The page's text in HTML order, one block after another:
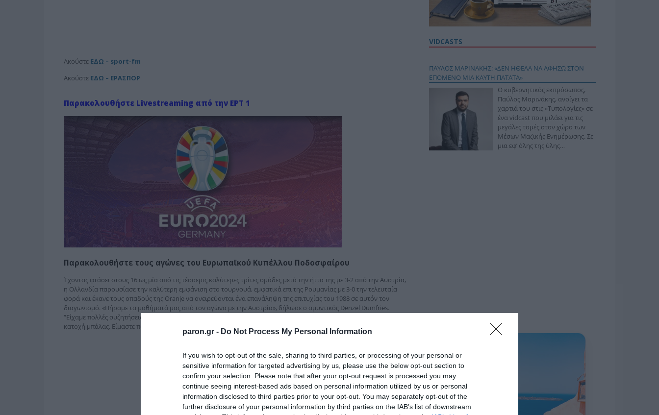
paron.gr - Do Not Process My Personal Information
If you wish to opt-out of the sale, sharing to third parties, or processing of your personal or
sensitive information for targeted advertising by us, please use the below opt-out section to
confirm your selection. Please note that after your opt-out request is processed you may
continue seeing interest-based ads based on personal information utilized by us or personal
information disclosed to third parties prior to your opt-out. You may separately opt-out of the
further disclosure of your personal information by third parties on the IAB’s list of downstream
Aκούστε ΕΔΩ – sport-fm
Aκούστε ΕΔΩ – ΕΡΑΣΠΟΡ
Παρακολουθήστε Livestreaming από την EΡΤ 1
Παρακολουθήστε τους αγώνες του Ευρωπαϊκού Κυπέλλου Ποδοσφαίρου
Έχοντας φτάσει στους 16 ως μία από τις τέσσερις καλύτερες τρίτες ομάδες μετά την ήττα της με 3-2 από την Αυστρία,
η Ολλανδία παρουσίασε την καλύτερη εμφάνιση στο τουρνουά, εμφατικά επι της Ρουμανίας με 3-0 την τελευταία
φορά και έκανε τους οπαδούς της Oranje να ονειρεύονται ένα επανάληψη της επιτυχίας του 1988 σε αυτόν τον
διαγωνισμό. «Πήραμε τα μαθήματά μας από τον αγώνα με την Αυστρία», δήλωσε ο αμυντικός Denzel Dumfries.
“Είχαμε πολλές συζητήσεις την περασμένη εβδομάδα. Νομίζω ότι πήγαμε πολύ καλά, ειδικά στο πρέσινγκ και στην
κατοχή μπάλας. Είμαστε πολύ περήφανοι γιατί επιστρέψαμε από τον αγώνα με την Αυστρία.”
VIDCASTS
ΠΑΥΛΟΣ ΜΑΡΙΝΑΚΗΣ: «ΔΕΝ ΗΘΕΛΑ ΝΑ ΑΦΗΣΩ ΣΤΟΝ
ΕΠΟΜΕΝΟ ΜΙΑ ΚΑΥΤΗ ΠΑΤΑΤΑ»
Ο κυβερνητικός εκπρόσωπος,
Παύλος Μαρινάκης, ανοίγει τα
χαρτιά του στις «Τυπολογίες» σε
ένα vidcast που μιλάει για τις
μεγάλες τομές στον χώρο των
Μέσων Μαζικής Ενημέρωσης. Σε
μια εφ’ όλης της ύλης